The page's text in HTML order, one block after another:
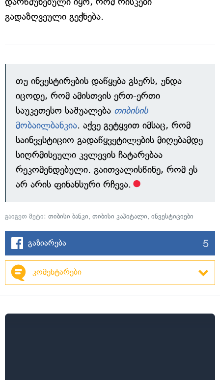
გადაზღვეული გექნება.
თუ ინვესტირების დაწყება გსურს, უნდა
იცოდე, რომ ამისთვის ერთ-ერთი
საუკეთესო საშუალება თიბისის
მობაილბანკია. აქვე გეტყვით იმსაც, რომ
საინვესტიციო გადაწყვეტილების მიღებამდე
სიღრმისეული კვლევის ჩატარებაა
რეკომენდებული. გაითვალისწინე, რომ ეს
არ არის ფინანსური რჩევა.
გაიგეთ მეტი: თიბისი ბანკი, თიბისი კაპიტალი, ინვესტიციები
გაზიარება 5
კომენტარები